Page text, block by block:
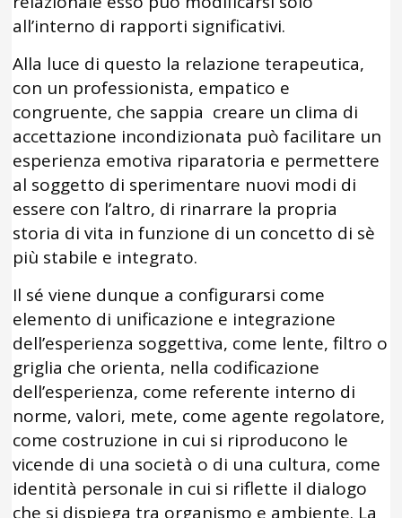
all’interno di rapporti significativi.
Alla luce di questo la relazione terapeutica,
con un professionista, empatico e
congruente, che sappia creare un clima di
accettazione incondizionata può facilitare un
esperienza emotiva riparatoria e permettere
al soggetto di sperimentare nuovi modi di
essere con l’altro, di rinarrare la propria
storia di vita in funzione di un concetto di sè
più stabile e integrato.
Il sé viene dunque a configurarsi come
elemento di unificazione e integrazione
dell’esperienza soggettiva, come lente, filtro o
griglia che orienta, nella codificazione
dell’esperienza, come referente interno di
norme, valori, mete, come agente regolatore,
come costruzione in cui si riproducono le
vicende di una società o di una cultura, come
identità personale in cui si riflette il dialogo
che si dispiega tra organismo e ambiente. La